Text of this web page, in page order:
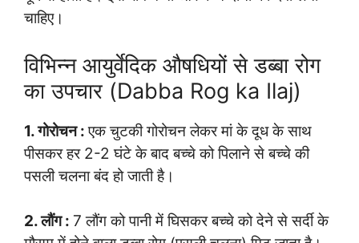
चाहिए।
विभिन्न आयुर्वेदिक औषधियों से डब्बा रोग
का उपचार (Dabba Rog ka Ilaj)
1. गोरोचन :एक चुटकी गोरोचन लेकर मां के दूध के साथ
पीसकर हर 2-2 घंटे के बाद बच्चे को पिलाने से बच्चे की
पसली चलना बंद हो जाती है।
2. लौंग : 7 लौंग को पानी में घिसकर बच्चे को देने से सर्दी के